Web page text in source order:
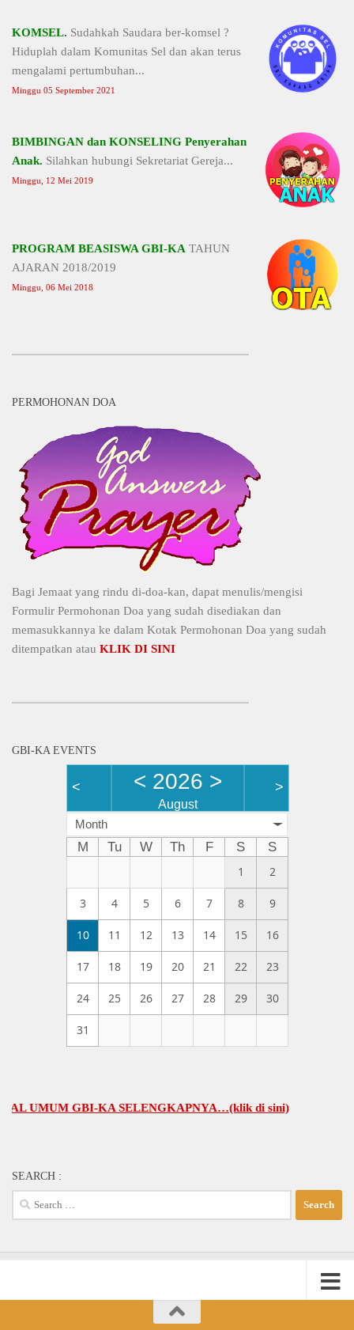
KOMSEL. Sudahkah Saudara ber-komsel ?
Hiduplah dalam Komunitas Sel dan akan terus
mengalami pertumbuhan...
Minggu 05 September 2021
BIMBINGAN dan KONSELING Penyerahan
Anak. Silahkan hubungi Sekretariat Gereja...
Minggu, 12 Mei 2019
PROGRAM BEASISWA GBI-KA TAHUN
AJARAN 2018/2019
Minggu, 06 Mei 2018
PERMOHONAN DOA
Bagi Jemaat yang rindu di-doa-kan, dapat menulis/mengisi
Formulir Permohonan Doa yang sudah disediakan dan
memasukkannya ke dalam Kotak Permohonan Doa yang sudah
ditempatkan atau KLIK DI SINI
GBI-KA EVENTS
< < 2026 >
August
>
Month
M Tu W Th F S
S
1
2
3 4 5 6 7 8 9
10 11 12 13 14 15 16
17 18 19 20 21 22 23
24 25 26 27 28 29 30
31
GBI-KA SELENGKAPNYA…(klik di sini)
SEARCH :
Search
for: